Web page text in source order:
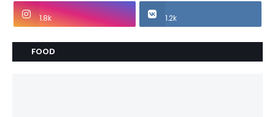
1.8k 1.2k
FOOD